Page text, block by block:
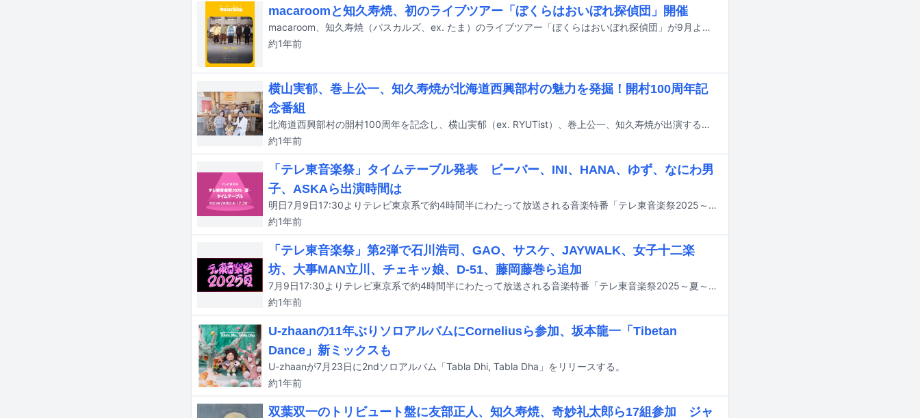
macaroomと知久寿焼、初のライブツアー「ぼくらはおいぼれ探偵団」開催
macaroom、知久寿焼（パスカルズ、ex. たま）のライブツアー「ぼくらはおいぼれ探偵団」が9月より開催される。
約1年前
横山実郁、巻上公一、知久寿焼が北海道西興部村の魅力を発掘！開村100周年記
念番組
北海道西興部村の開村100周年を記念し、横山実郁（ex. RYUTist）、巻上公一、知久寿焼が出演するテレビ番組「西興部みりょく発掘！」が制作された。
約1年前
「テレ東音楽祭」タイムテーブル発表 ビーバー、INI、HANA、ゆず、なにわ男
子、ASKAら出演時間は
明日7月9日17:30よりテレビ東京系で約4時間半にわたって放送される音楽特番「テレ東音楽祭2025～夏～」のタイムテーブルが発表された。
約1年前
「テレ東音楽祭」第2弾で石川浩司、GAO、サスケ、JAYWALK、女子十二楽
坊、大事MAN立川、チェキッ娘、D-51、藤岡藤巻ら追加
7月9日17:30よりテレビ東京系で約4時間半にわたって放送される音楽特番「テレ東音楽祭2025～夏～」の出演アーティスト第2弾が発表された。
約1年前
U-zhaanの11年ぶりソロアルバムにCorneliusら参加、坂本龍一「Tibetan
Dance」新ミックスも
U-zhaanが7月23日に2ndソロアルバム「Tabla Dhi, Tabla Dha」をリリースする。
約1年前
双葉双一のトリビュート盤に友部正人、知久寿焼、奇妙礼太郎ら17組参加 ジャ